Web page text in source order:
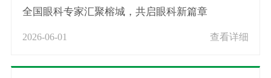
全国眼科专家汇聚榕城，共启眼科新篇章
2026-06-01 查看详细